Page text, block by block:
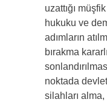
uzattığı
hukuku ve
adımların
bırakma
noktada devlet
silahları alma,